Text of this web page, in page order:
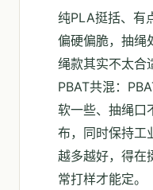
纯PLA挺括、有
偏硬偏脆，抽绳
绳款其实不太合
PBAT共混：
软一些、抽绳口
布，同时保持工
越多越好，得在
常打样才能定。